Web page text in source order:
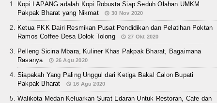
Kopi LAPANG adalah Kopi Robusta Siap Seduh Olahan UMKM
Pakpak Bharat yang Nikmat
30 Nov 2020
Ketua PKK Dairi Resmikan Pusat Pendidikan dan Pelatihan Poktan
Ramos Coffee Desa Dolok Tolong
27 Okt 2020
Pelleng Sicina Mbara, Kuliner Khas Pakpak Bharat, Bagaimana
Rasanya
26 Agu 2020
Siapakah Yang Paling Unggul dari Ketiga Bakal Calon Bupati
Pakpak Bharat
16 Agu 2020
Walikota Medan Keluarkan Surat Edaran Untuk Restoran, Cafe dan